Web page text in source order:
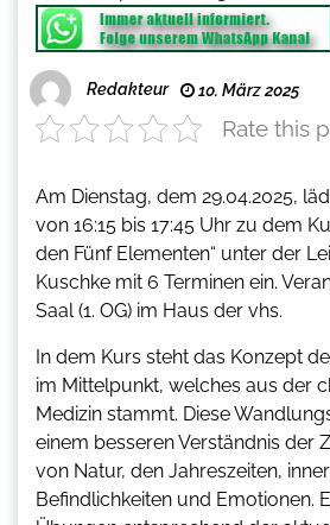
Redakteur 10. März 2025
Rate this
Am Dienstag, dem 29.04.2025,
von 16:15 bis 17:45 Uhr zu dem
den Fünf Elementen“ unter der
Kuschke mit 6 Terminen ein.
Saal (1. OG) im Haus der vhs.
In dem Kurs steht das Konzept
im Mittelpunkt, welches aus der
Medizin stammt. Diese
einem besseren Verständnis der
von Natur, den Jahreszeiten,
Befindlichkeiten und Emotionen.